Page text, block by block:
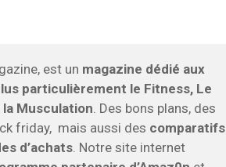
est un magazine dédié aux
particulièrement le Fitness, Le
Musculation. Des bons plans, des
friday, mais aussi des comparatifs
d’achats. Notre site internet